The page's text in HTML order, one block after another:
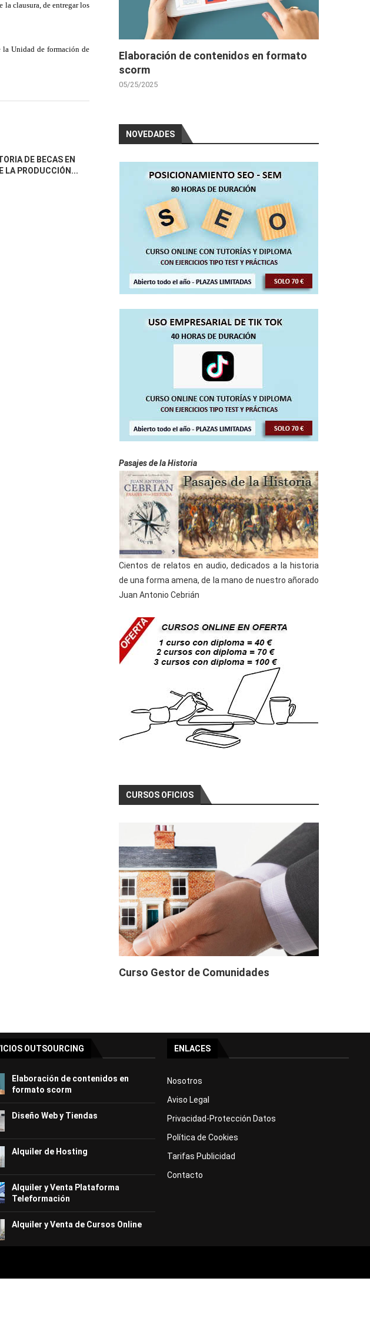
la clausura, de entregar los
la Unidad de formación de
DE BECAS EN
LA PRODUCCIÓN...
Elaboración de contenidos en formato
scorm
05/25/2025
NOVEDADES
Pasajes de la Historia
Cientos de relatos en audio, dedicados a la historia
de una forma amena, de la mano de nuestro añorado
Juan Antonio Cebrián
CURSOS OFICIOS
Curso Gestor de Comunidades
OUTSOURCING
Elaboración de contenidos en
formato scorm
Diseño Web y Tiendas
Alquiler de Hosting
Alquiler y Venta Plataforma
Teleformación
Alquiler y Venta de Cursos Online
ENLACES
Nosotros
Aviso Legal
Privacidad-Protección Datos
Política de Cookies
Tarifas Publicidad
Contacto